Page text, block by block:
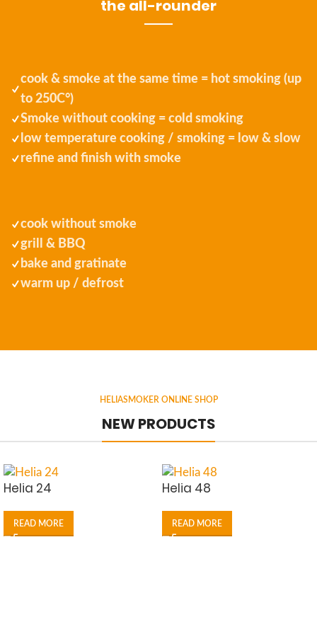
the all-rounder
cook & smoke at the same time = hot smoking (up
to 250C°)
Smoke without cooking = cold smoking
low temperature cooking / smoking = low & slow
refine and finish with smoke
cook without smoke
grill & BBQ
bake and gratinate
warm up / defrost
HELIASMOKER ONLINE SHOP
NEW PRODUCTS
Helia 24
READ MORE
Helia 48
READ MORE